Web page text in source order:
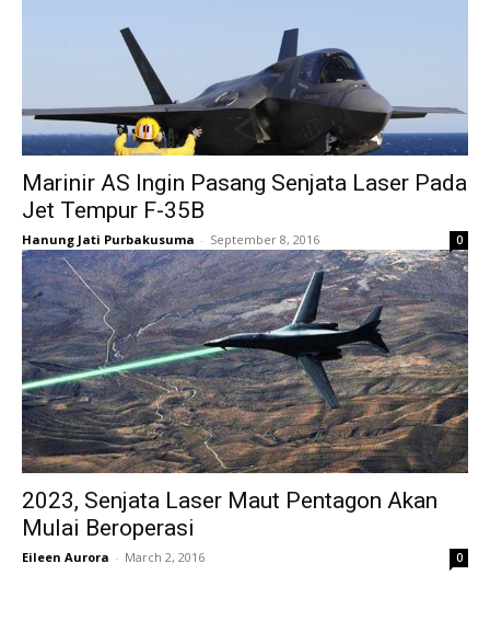
Marinir AS Ingin Pasang Senjata Laser Pada
Jet Tempur F-35B
Hanung Jati Purbakusuma - September 8, 2016 0
2023, Senjata Laser Maut Pentagon Akan
Mulai Beroperasi
Eileen Aurora - March 2, 2016 0